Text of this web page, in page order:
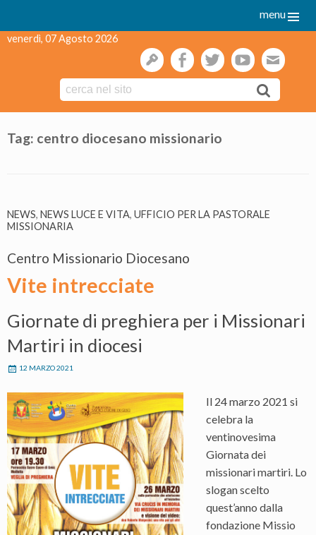
menu
venerdì, 07 Agosto 2026
gestionefacebooktwitteryoutube
to
Tag: centro diocesano missionario
NEWS, NEWS LUCE E VITA, UFFICIO PER LA PASTORALE
MISSIONARIA
Centro Missionario Diocesano
Vite intrecciate
Giornate di preghiera per i Missionari
Martiri in diocesi
12 MARZO 2021
Il 24 marzo 2021 si
celebra la
ventinovesima
Giornata dei
missionari martiri. Lo
slogan scelto
quest’anno dalla
fondazione Missio